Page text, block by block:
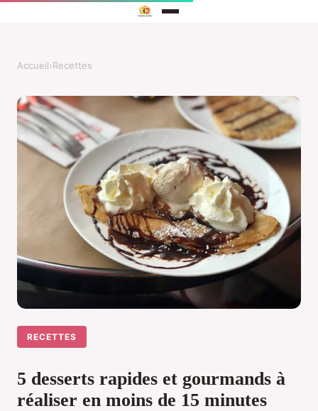
Accueil›Recettes
RECETTES
5 desserts rapides et gourmands à
réaliser en moins de 15 minutes